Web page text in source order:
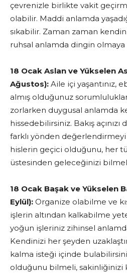
çevrenizle birlikte vakit
olabilir. Maddi anlamda
sıkabilir. Zaman zaman
ruhsal anlamda dingin olmaya
18 Ocak Aslan ve Yükselen
Ağustos): Aile içi yaşantınız,
almış olduğunuz
zorlarken duygusal anlamda
hissedebilirsiniz. Bakış
farklı yönden
hislerin geçici olduğunu, her
üstesinden geleceğinizi
18 Ocak Başak ve Yükselen
Eylül): Organize olabilme ve
işlerin altından kalkabilme
yoğun işleriniz zihinsel
Kendinizi her şeyden
kalma isteği içinde
olduğunu bilmeli, sakinliğinizi